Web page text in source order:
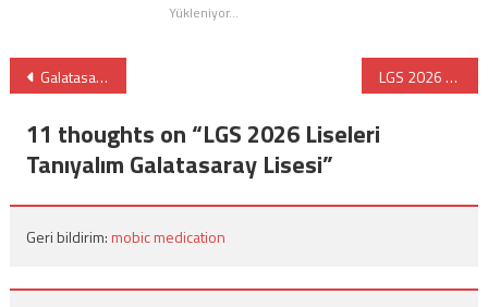
Yükleniyor...
Yazı
gezinmesi
Galatasaray İlkokulu 2026 Kura Başvuruları: Liseye Geçişte “LGS” Şartı Geldi! LGS 2026 Liseleri Tanıyalım Özel Pakkan Lisesi
11 thoughts on “LGS 2026 Liseleri
Tanıyalım Galatasaray Lisesi”
Geri bildirim: mobic medication